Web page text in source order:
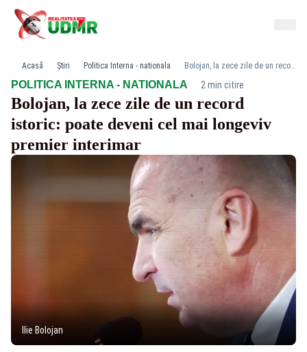
Acasă Știri Politica Interna - nationala Bolojan, la zece zile de un record istoric: poate deveni cel mai longeviv premier interimar
POLITICA INTERNA - NATIONALA· 2 min citire
Bolojan, la zece zile de un record
istoric: poate deveni cel mai longeviv
premier interimar
Ilie Bolojan